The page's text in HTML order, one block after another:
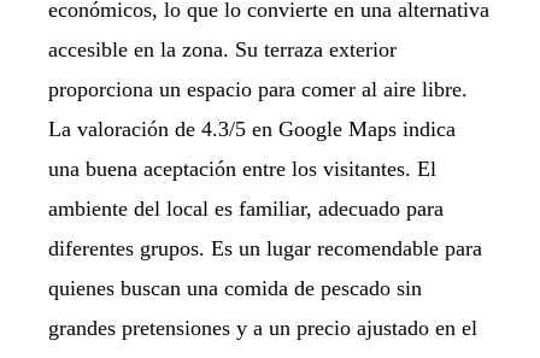
económicos, lo que lo convierte en una alternativa
accesible en la zona. Su terraza exterior
proporciona un espacio para comer al aire libre.
La valoración de 4.3/5 en Google Maps indica
una buena aceptación entre los visitantes. El
ambiente del local es familiar, adecuado para
diferentes grupos. Es un lugar recomendable para
quienes buscan una comida de pescado sin
grandes pretensiones y a un precio ajustado en el